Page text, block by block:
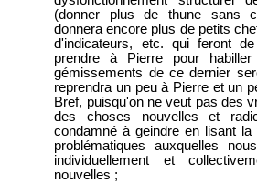
(donner plus de thune sans
donnera encore plus de petits
d'indicateurs, etc. qui feront
prendre à Pierre pour
gémissements de ce dernier
reprendra un peu à Pierre et un
Bref, puisqu'on ne veut pas des
des choses nouvelles et
condamné à geindre en lisant
problématiques auxquelles
individuellement et
nouvelles ;